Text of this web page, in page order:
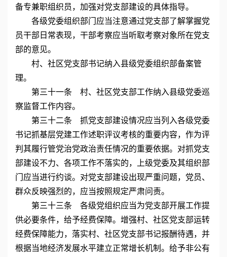
备专兼职组织员，加强对党支部建设的具体指导。
各级党委组织部门应当注意通过党支部了解掌握党
员干部日常表现，干部考察应当听取考察对象所在党支
部的意见。
村、社区党支部书记纳入县级党委组织部备案管
理。
第三十一条 村、社区党支部工作纳入县级党委巡
察监督工作内容。
第三十二条 抓党支部建设情况应当列入各级党委
书记抓基层党建工作述职评议考核的重要内容，作为评
判其履行管党治党政治责任情况的重要依据。对抓党支
部建设不力、各项工作不落实的，上级党委及其组织部
门应当进行约谈。对党支部建设出现严重问题，党员、
群众反映强烈的，应当按照规定严肃问责。
第三十三条 各级党组织应当为党支部开展工作提
供必要条件，给予经费保障。增强村、社区党支部运转
经费保障能力，落实村、社区党支部书记报酬待遇，并
根据当地经济发展水平建立正常增长机制。给予非公有